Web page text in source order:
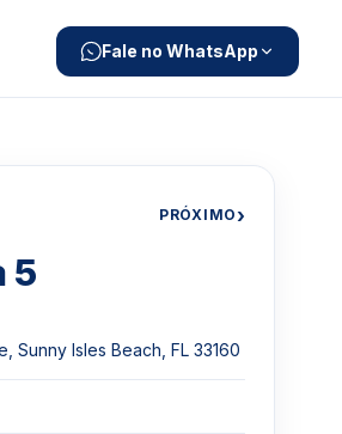
Fale no WhatsApp
PRÓXIMO›
5
Sunny Isles Beach, FL 33160